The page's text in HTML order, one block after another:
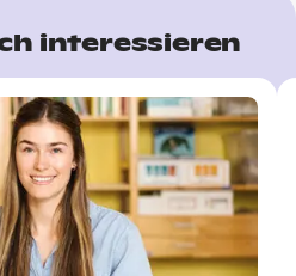
interessieren